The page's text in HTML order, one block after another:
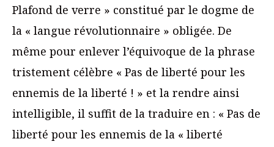
Plafond de verre » constitué par le dogme de
la « langue révolutionnaire » obligée. De
même pour enlever l’équivoque de la phrase
tristement célèbre « Pas de liberté pour les
ennemis de la liberté ! » et la rendre ainsi
intelligible, il suffit de la traduire en : « Pas de
liberté pour les ennemis de la « liberté